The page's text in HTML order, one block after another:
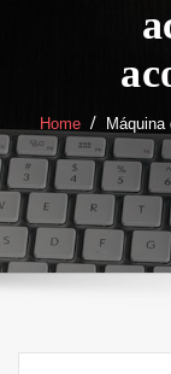
Home